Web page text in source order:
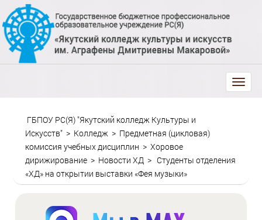
trk
ГБПОУ РС(Я) "Якутский колледж Культуры и
Искусств" > Колледж > Предметная (цикловая)
комиссия учебных дисциплин > Хоровое
дирижирование > Новости ХД > Студенты отделения
«ХД» на открытии выставки «Фея музыки»